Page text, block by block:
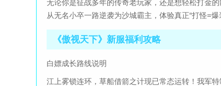
无论你是征战多年的传奇老玩家，还是想轻松打金
从无名小卒一路逆袭为沙城霸主，体验真正“打怪=爆
《傲视天下》新服福利攻略
白嫖成长路线说明
江上雾锁连环，草船借箭之计现已常态运转！我军